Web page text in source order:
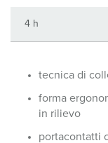
tecnica di
forma
in rilievo
portacontatti